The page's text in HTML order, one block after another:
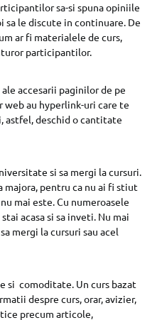
sa-si spuna opiniile
sa le discute in continuare. De
ar fi materialele de curs,
participantilor.
accesarii paginilor de pe
au hyperlink-uri care te
astfel, deschid o cantitate
si sa mergi la cursuri.
majora, pentru ca nu ai fi stiut
mai este. Cu numeroasele
acasa si sa inveti. Nu mai
mergi la cursuri sau acel
si comoditate. Un curs bazat
despre curs, orar, avizier,
precum articole,